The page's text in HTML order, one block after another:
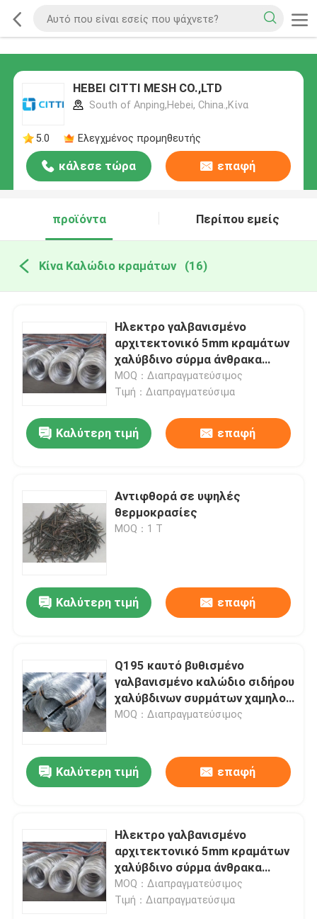
HEBEI CITTI MESH CO.,LTD
South of Anping,Hebei, China.,Κίνα
5.0 Ελεγχμένος προμηθευτής
κάλεσε τώρα επαφή
προϊόντα Περίπου εμείς
Κίνα Καλώδιο κραμάτων (16)
Ηλεκτρο γαλβανισμένο
αρχιτεκτονικό 5mm κραμάτων
χαλύβδινο σύρμα άνθρακα
καλωδίων
MOQ：Διαπραγματεύσιμος
Τιμή：Διαπραγματεύσιμα
Καλύτερη τιμή επαφή
Αντιφθορά σε υψηλές
θερμοκρασίες
MOQ：1 Τ
Καλύτερη τιμή επαφή
Q195 καυτό βυθισμένο
γαλβανισμένο καλώδιο σιδήρου
χαλύβδινων συρμάτων χαμηλού
άνθρακα
MOQ：Διαπραγματεύσιμος
Καλύτερη τιμή επαφή
Ηλεκτρο γαλβανισμένο
αρχιτεκτονικό 5mm κραμάτων
χαλύβδινο σύρμα άνθρακα
καλωδίων
MOQ：Διαπραγματεύσιμος
Τιμή：Διαπραγματεύσιμα